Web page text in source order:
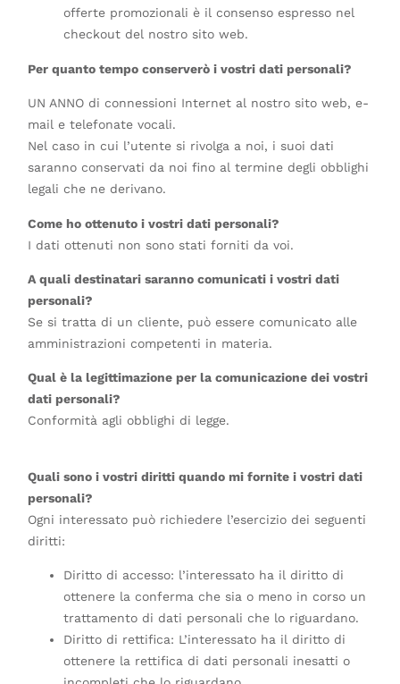
offerte promozionali è il consenso espresso nel
checkout del nostro sito web.
Per quanto tempo conserverò i vostri dati personali?
UN ANNO di connessioni Internet al nostro sito web, e-
mail e telefonate vocali.
Nel caso in cui l’utente si rivolga a noi, i suoi dati
saranno conservati da noi fino al termine degli obblighi
legali che ne derivano.
Come ho ottenuto i vostri dati personali?
I dati ottenuti non sono stati forniti da voi.
A quali destinatari saranno comunicati i vostri dati
personali?
Se si tratta di un cliente, può essere comunicato alle
amministrazioni competenti in materia.
Qual è la legittimazione per la comunicazione dei vostri
dati personali?
Conformità agli obblighi di legge.
Quali sono i vostri diritti quando mi fornite i vostri dati
personali?
Ogni interessato può richiedere l’esercizio dei seguenti
diritti:
Diritto di accesso: l’interessato ha il diritto di
ottenere la conferma che sia o meno in corso un
trattamento di dati personali che lo riguardano.
Diritto di rettifica: L’interessato ha il diritto di
ottenere la rettifica di dati personali inesatti o